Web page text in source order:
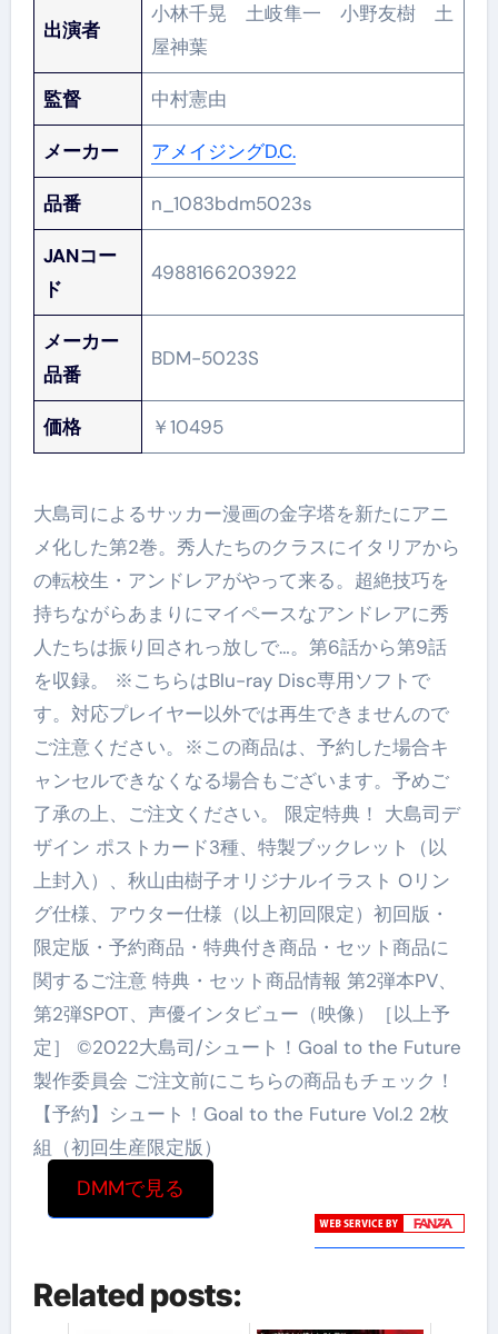
出演者
小林千晃 土岐隼一 小野友樹 土
屋神葉
監督 中村憲由
メーカー アメイジングD.C.
品番 n_1083bdm5023s
JANコー
ド
4988166203922
メーカー
品番
BDM-5023S
価格 ￥10495
大島司によるサッカー漫画の金字塔を新たにアニ
メ化した第2巻。秀人たちのクラスにイタリアから
の転校生・アンドレアがやって来る。超絶技巧を
持ちながらあまりにマイペースなアンドレアに秀
人たちは振り回されっ放しで…。第6話から第9話
を収録。 ※こちらはBlu-ray Disc専用ソフトで
す。対応プレイヤー以外では再生できませんので
ご注意ください。※この商品は、予約した場合キ
ャンセルできなくなる場合もございます。予めご
了承の上、ご注文ください。 限定特典！ 大島司デ
ザイン ポストカード3種、特製ブックレット（以
上封入）、秋山由樹子オリジナルイラスト Oリン
グ仕様、アウター仕様（以上初回限定）初回版・
限定版・予約商品・特典付き商品・セット商品に
関するご注意 特典・セット商品情報 第2弾本PV、
第2弾SPOT、声優インタビュー（映像）［以上予
定］ ©2022大島司/シュート！Goal to the Future
製作委員会 ご注文前にこちらの商品もチェック！
【予約】シュート！Goal to the Future Vol.2 2枚
組（初回生産限定版）
DMMで見る
Related posts: